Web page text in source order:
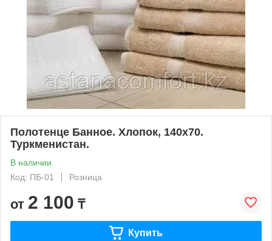
Полотенце Банное. Хлопок, 140х70.
Туркменистан.
В наличии
Код: ПБ-01
Розница
от 2 100 ₸
Купить